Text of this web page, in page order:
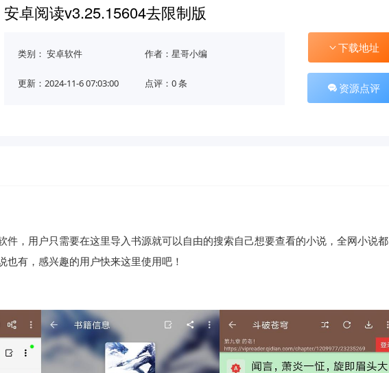
安卓阅读v3.25.15604去限制版
类别： 安卓软件 作者：星哥小编
更新：2024-11-6 07:03:00 点评：0 条
下载地址
资源点评
件，用户只需要在这里导入书源就可以自由的搜索自己想要查看的小说，全网小说都
也有，感兴趣的用户快来这里使用吧！